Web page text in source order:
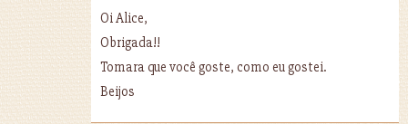
Oi Alice,
Obrigada!!
Tomara que você goste, como eu gostei.
Beijos